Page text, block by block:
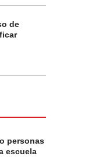
de
personas
escuela